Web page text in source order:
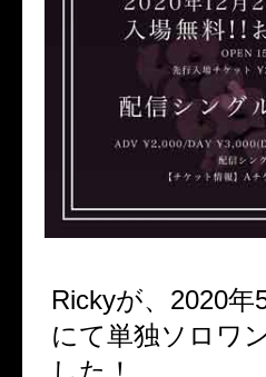
Rickyが、2020年
にて単独ソロワ